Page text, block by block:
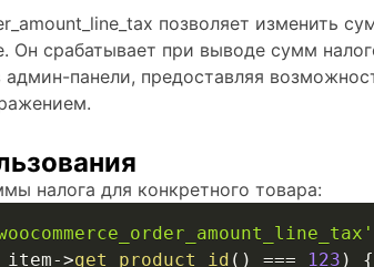
позволяет изменить
Он срабатывает при выводе сумм
панели, предоставляя
налога для конкретного товара:
->get_product_id ( ) === 123 )
{